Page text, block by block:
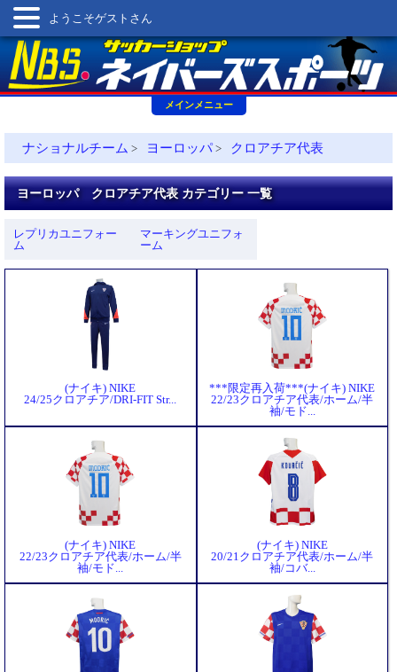
メインメニュー
ようこそゲストさん
ナショナルチーム > ヨーロッパ> クロアチア代表
ヨーロッパ クロアチア代表 カテゴリー 一覧
レプリカユニフォー
ム
マーキングユニフォ
ーム
(ナイキ) NIKE
24/25クロアチア/DRI-FIT Str...
***限定再入荷***(ナイキ) NIKE
22/23クロアチア代表/ホーム/半
袖/モド...
(ナイキ) NIKE
22/23クロアチア代表/ホーム/半
袖/モド...
(ナイキ) NIKE
20/21クロアチア代表/ホーム/半
袖/コバ...